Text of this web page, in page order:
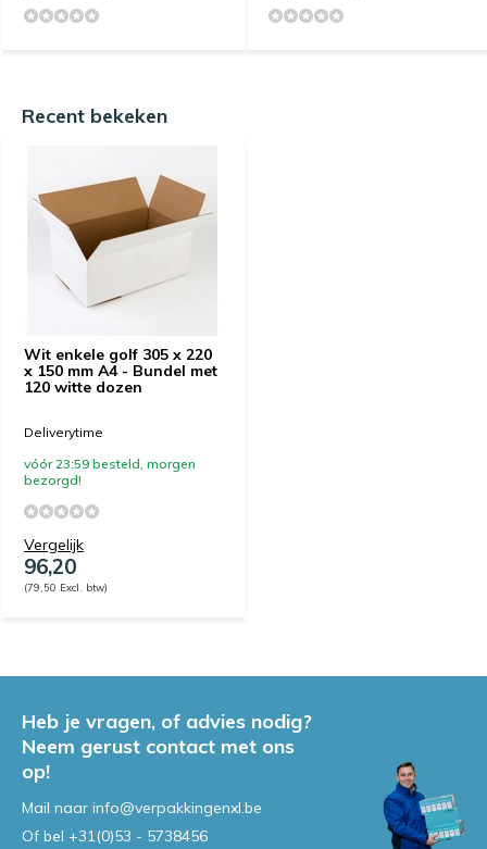
Recent bekeken
Wit enkele golf 305 x 220
x 150 mm A4 - Bundel met
120 witte dozen
Deliverytime
vóór 23:59 besteld, morgen
bezorgd!
Vergelijk
96,20
(79,50 Excl. btw)
Heb je vragen, of advies nodig?
Neem gerust contact met ons
op!
Mail naar info@verpakkingenxl.be
Of bel +31(0)53 - 5738456